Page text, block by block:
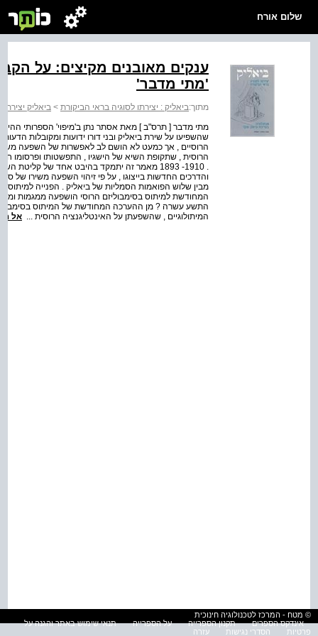
שלום אורח
ענקים מאובנים מקיצים: על
'מתי מדבר'
מתוך:ביאליק : יצירתו לסוגיה בראי הביקורת > ביאליק
מתי מדבר [ תרס"ב ] מאת אסתר נתן ב'מיפוי' הספרותי
שהשפיעו על שירת ביאליק ובני דורו ידועות ומקובלות
הרוסיים , אך כמעט לא הושם לב לאפשרות של השפעה
הרוסית , שתקופת השיא של הישגיו , התפשטותו ופרסומו
. 1910- 1893 מאמר זה יתמקד בהיבט אחד של
מבין שלוש הפואמות הסמליות של ביאליק . הפנייה למיתוס
המחודשת למיתוס בסימבוליזם הרוסי הושפעה ממגמות
התשע עשרה ? מן ההערכה המחודשת של המיתוס
המיתולוגיים , שהשפעתן על האינטליגנציה הרוסית ... אל
© מטח - המרכז לטכנולוגיה חינוכית
אינדקס הספרים
תקנון הספרייה על הספרייה
תנאי שימוש באתר והגנה על
פרטיות
הסדרי נגישות עזרה